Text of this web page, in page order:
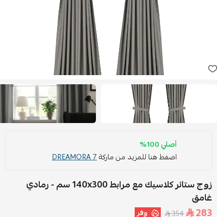
أصلي 100%
اضغط هنا للمزيد من ماركةDREAMORA 7
زوج ستائر كلاسيك مع مرابط ‎140x300 سم‏ - رمادي
غامق
283
354 وفر